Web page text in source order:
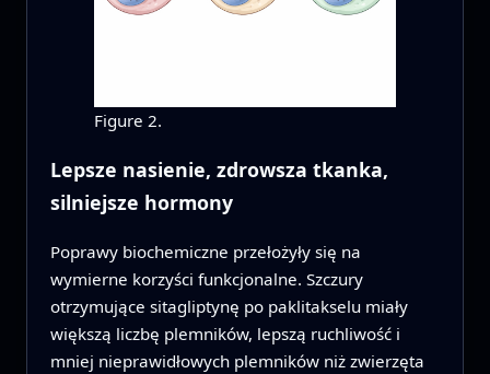
Figure 2.
Lepsze nasienie, zdrowsza tkanka,
silniejsze hormony
Poprawy biochemiczne przełożyły się na
wymierne korzyści funkcjonalne. Szczury
otrzymujące sitagliptynę po paklitakselu miały
większą liczbę plemników, lepszą ruchliwość i
mniej nieprawidłowych plemników niż zwierzęta